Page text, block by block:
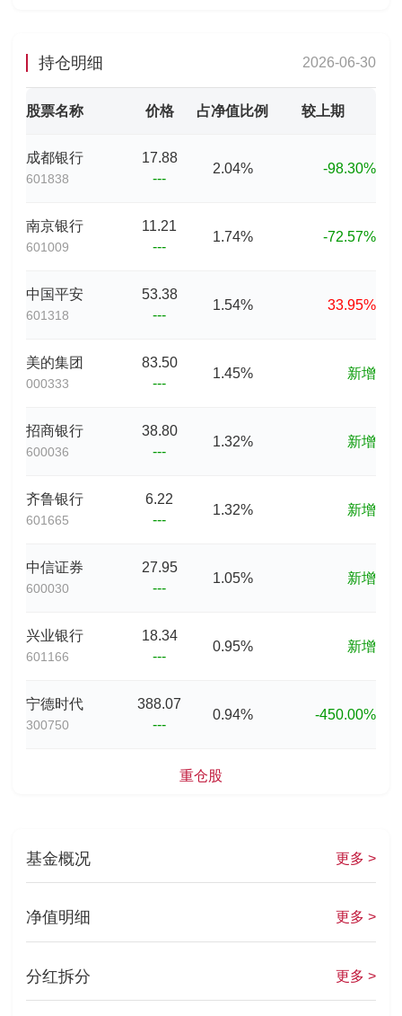
持仓明细 2026-06-30
股票名称 价格 占净值比例 较上期
成都银行
601838
17.88
---
2.04% -98.30%
南京银行
601009
11.21
---
1.74% -72.57%
中国平安
601318
53.38
---
1.54% 33.95%
美的集团
000333
83.50
---
1.45% 新增
招商银行
600036
38.80
---
1.32% 新增
齐鲁银行
601665
6.22
---
1.32% 新增
中信证券
600030
27.95
---
1.05% 新增
兴业银行
601166
18.34
---
0.95% 新增
宁德时代
300750
388.07
---
0.94% -450.00%
重仓股
基金概况 更多 >
净值明细 更多 >
分红拆分 更多 >